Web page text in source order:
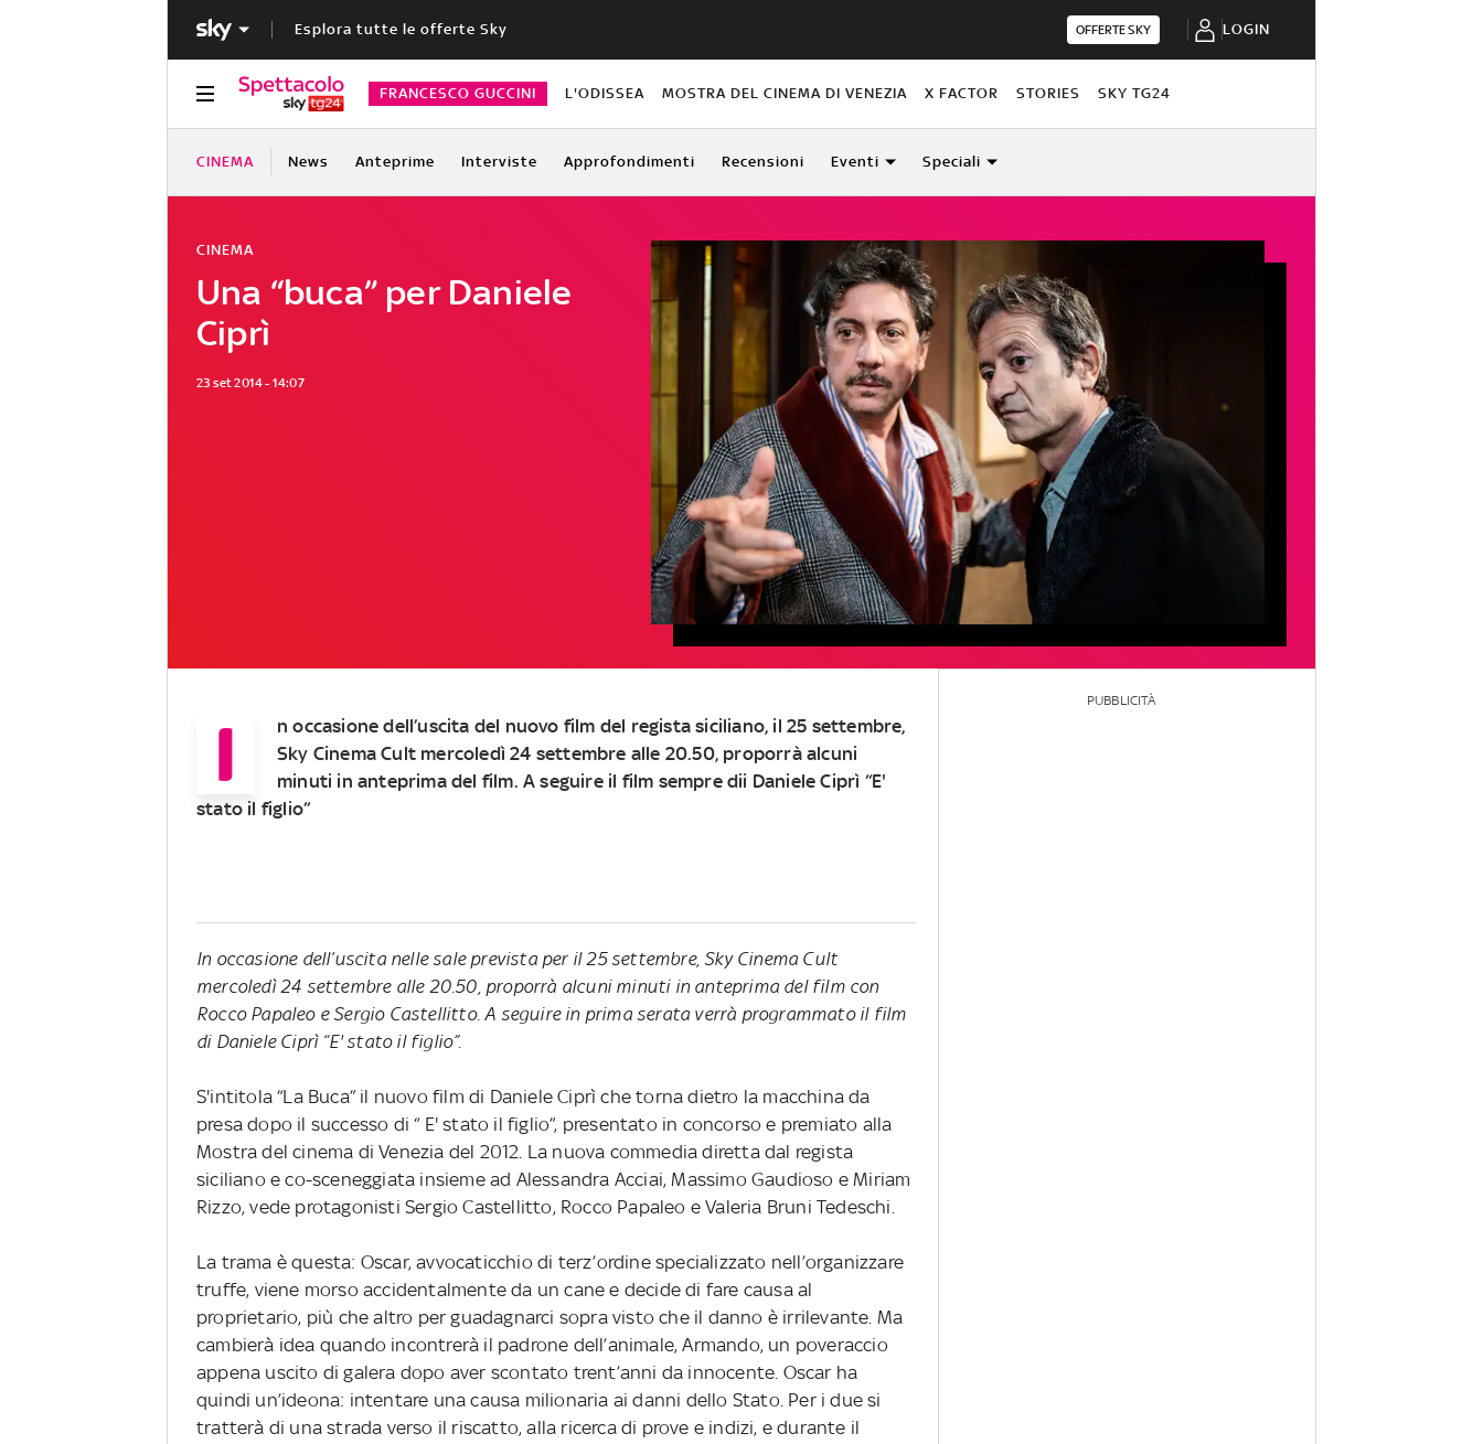
Esplora tutte le offerte Sky OFFERTE SKY LOGIN
FRANCESCO GUCCINI L'ODISSEA MOSTRA DEL CINEMA DI VENEZIA X FACTOR STORIES SKY TG24
CINEMA News Anteprime Interviste Approfondimenti Recensioni Eventi Speciali
Una “buca” per Daniele
Ciprì
CINEMA
23 set 2014 - 14:07
I
n occasione dell’uscita del nuovo film del regista siciliano, il 25 settembre,
Sky Cinema Cult mercoledì 24 settembre alle 20.50, proporrà alcuni
minuti in anteprima del film. A seguire il film sempre dii Daniele Ciprì “E'
stato il figlio”
In occasione dell’uscita nelle sale prevista per il 25 settembre, Sky Cinema Cult
mercoledì 24 settembre alle 20.50, proporrà alcuni minuti in anteprima del film con
Rocco Papaleo e Sergio Castellitto. A seguire in prima serata verrà programmato il film
di Daniele Ciprì “E' stato il figlio”.
S'intitola “La Buca” il nuovo film di Daniele Ciprì che torna dietro la macchina da
presa dopo il successo di “ E' stato il figlio”, presentato in concorso e premiato alla
Mostra del cinema di Venezia del 2012. La nuova commedia diretta dal regista
siciliano e co-sceneggiata insieme ad Alessandra Acciai, Massimo Gaudioso e Miriam
Rizzo, vede protagonisti Sergio Castellitto, Rocco Papaleo e Valeria Bruni Tedeschi.
La trama è questa: Oscar, avvocaticchio di terz’ordine specializzato nell’organizzare
truffe, viene morso accidentalmente da un cane e decide di fare causa al
proprietario, più che altro per guadagnarci sopra visto che il danno è irrilevante. Ma
cambierà idea quando incontrerà il padrone dell’animale, Armando, un poveraccio
appena uscito di galera dopo aver scontato trent’anni da innocente. Oscar ha
quindi un’ideona: intentare una causa milionaria ai danni dello Stato. Per i due si
tratterà di una strada verso il riscatto, alla ricerca di prove e indizi, e durante il
PUBBLICITÀ